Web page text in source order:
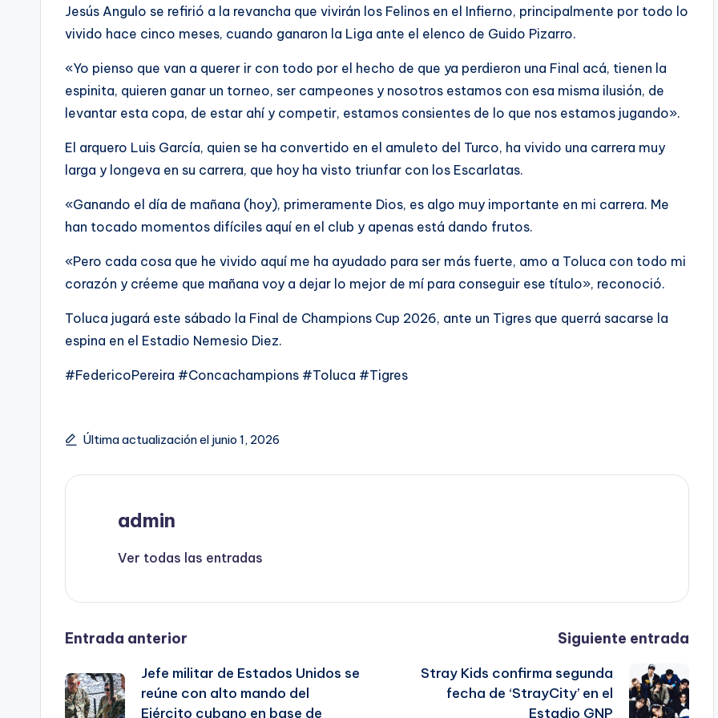
Jesús Angulo se refirió a la revancha que vivirán los Felinos en el Infierno, principalmente por todo lo
vivido hace cinco meses, cuando ganaron la Liga ante el elenco de Guido Pizarro.
«Yo pienso que van a querer ir con todo por el hecho de que ya perdieron una Final acá, tienen la
espinita, quieren ganar un torneo, ser campeones y nosotros estamos con esa misma ilusión, de
levantar esta copa, de estar ahí y competir, estamos consientes de lo que nos estamos jugando».
El arquero Luis García, quien se ha convertido en el amuleto del Turco, ha vivido una carrera muy
larga y longeva en su carrera, que hoy ha visto triunfar con los Escarlatas.
«Ganando el día de mañana (hoy), primeramente Dios, es algo muy importante en mi carrera. Me
han tocado momentos difíciles aquí en el club y apenas está dando frutos.
«Pero cada cosa que he vivido aquí me ha ayudado para ser más fuerte, amo a Toluca con todo mi
corazón y créeme que mañana voy a dejar lo mejor de mí para conseguir ese título», reconoció.
Toluca jugará este sábado la Final de Champions Cup 2026, ante un Tigres que querrá sacarse la
espina en el Estadio Nemesio Diez.
#FedericoPereira #Concachampions #Toluca #Tigres
Última actualización el junio 1, 2026
admin
Ver todas las entradas
Navegación
de
Entrada anterior
Jefe militar de Estados Unidos se
reúne con alto mando del
Ejército cubano en base de
Siguiente entrada
Stray Kids confirma segunda
fecha de ‘StrayCity’ en el
Estadio GNP